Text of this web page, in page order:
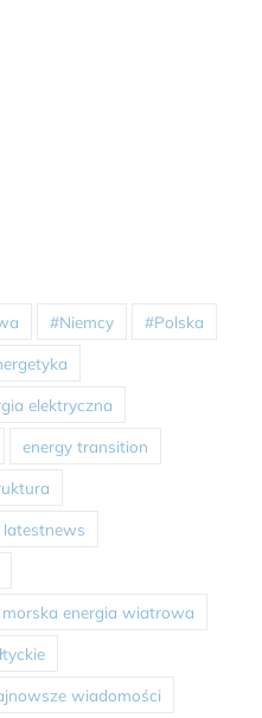
#Niemcy #Polska
elektryczna
energy transition
latestnews
morska energia wiatrowa
wiadomości